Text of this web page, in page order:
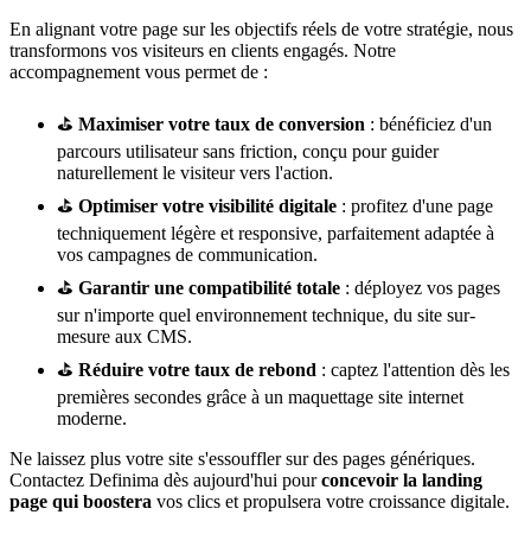
En alignant votre page sur les objectifs réels de votre stratégie, nous
transformons vos visiteurs en clients engagés. Notre
accompagnement vous permet de :
⛳ Maximiser votre taux de conversion : bénéficiez d'un
parcours utilisateur sans friction, conçu pour guider
naturellement le visiteur vers l'action.
⛳ Optimiser votre visibilité digitale : profitez d'une page
techniquement légère et responsive, parfaitement adaptée à
vos campagnes de communication.
⛳ Garantir une compatibilité totale : déployez vos pages
sur n'importe quel environnement technique, du site sur-
mesure aux CMS.
⛳ Réduire votre taux de rebond : captez l'attention dès les
premières secondes grâce à un maquettage site internet
moderne.
Ne laissez plus votre site s'essouffler sur des pages génériques.
Contactez Definima dès aujourd'hui pourconcevoir la landing
page qui boostera vos clics et propulsera votre croissance digitale.